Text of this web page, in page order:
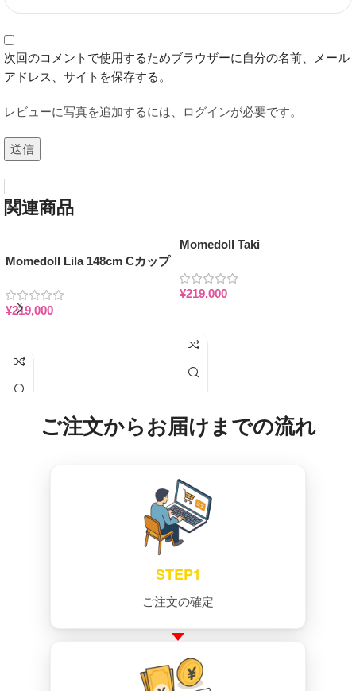
次回のコメントで使用するためブラウザーに自分の名前、メール
アドレス、サイトを保存する。
レビューに写真を追加するには、ログインが必要です。
関連商品
Momedoll Lila 148cm Cカップ
ドール
¥219,000
Momedoll Taki
プ 清楚系 白肌天使フルシリコ
ンラブドール
¥219,000
ご注文からお届けまでの流れ
STEP1
ご注文の確定